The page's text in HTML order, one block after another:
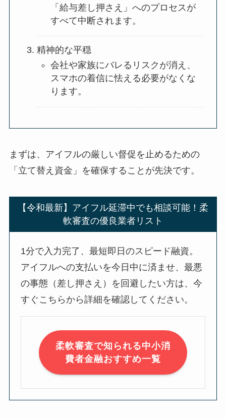
「給与差し押さえ」へのプロセスが
すべて中断されます。
精神的な平穏
会社や家族にバレるリスクが消え、
スマホの着信に怯える必要がなくな
ります。
まずは、アイフルの厳しい督促を止めるための
「立て替え資金」を確保することが先決です。
【令和最新】アイフル延滞中でも相談可能！柔
軟審査の優良業者リスト
1分で入力完了、最短即日のスピード融資。
アイフルへの支払いを今日中に済ませ、最悪
の事態（差し押さえ）を回避したい方は、今
すぐこちらから詳細を確認してください。
柔軟審査で知られる中小消
費者金融おすすめ一覧